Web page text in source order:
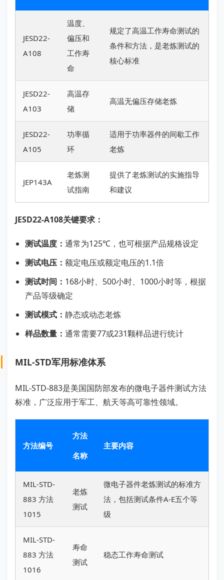
JESD22-
A108
温度、
偏压和
工作寿
命
规定了高温工作寿命测试的
条件和方法，是老炼测试的
核心标准
JESD22-
A103
高温存
储
高温无偏压存储老炼
JESD22-
A105
功率循
环
适用于功率器件的间歇工作
老炼
JEP143A
老炼测
试指南
提供了老炼测试的实施指导
和建议
JESD22-A108关键要求：
测试温度： 通常为125℃，也可根据产品规格设定
测试电压： 额定电压或额定电压的1.1倍
测试时间： 168小时、500小时、1000小时等，根据
产品等级确定
测试模式： 静态或动态老炼
样品数量： 通常需要77或231颗样品进行统计
MIL-STD军用标准体系
MIL-STD-883是美国国防部发布的微电子器件测试方法
标准，广泛应用于军工、航天等高可靠性领域。
方法编号
方法
名称
主要内容
MIL-STD-
883 方法
1015
老炼
测试
微电子器件老炼测试的标准方
法，包括测试条件A-E五个等
级
MIL-STD-
883 方法
1016
寿命
测试
稳态工作寿命测试